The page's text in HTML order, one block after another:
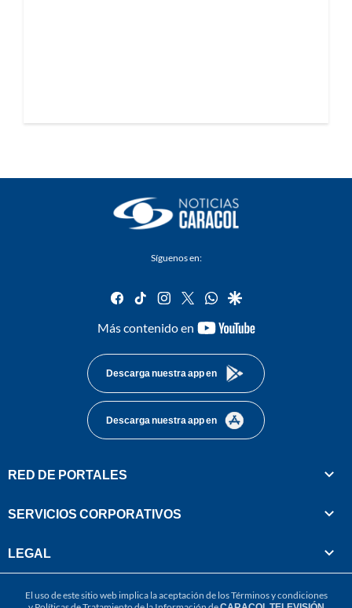
Síguenos en:
facebook
tiktok instagram
twitterwhatsapp
google
Más contenido en
youtube-
Descarga nuestra app en
Descarga nuestra app en
RED DE PORTALES
SERVICIOS CORPORATIVOS
LEGAL
El uso de este sitio web implica la aceptación de losTérminos y condiciones